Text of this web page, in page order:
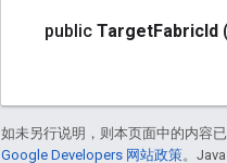
public TargetFabricId
如未另行说明，则本页面中的内容
Google Developers 网站政策。